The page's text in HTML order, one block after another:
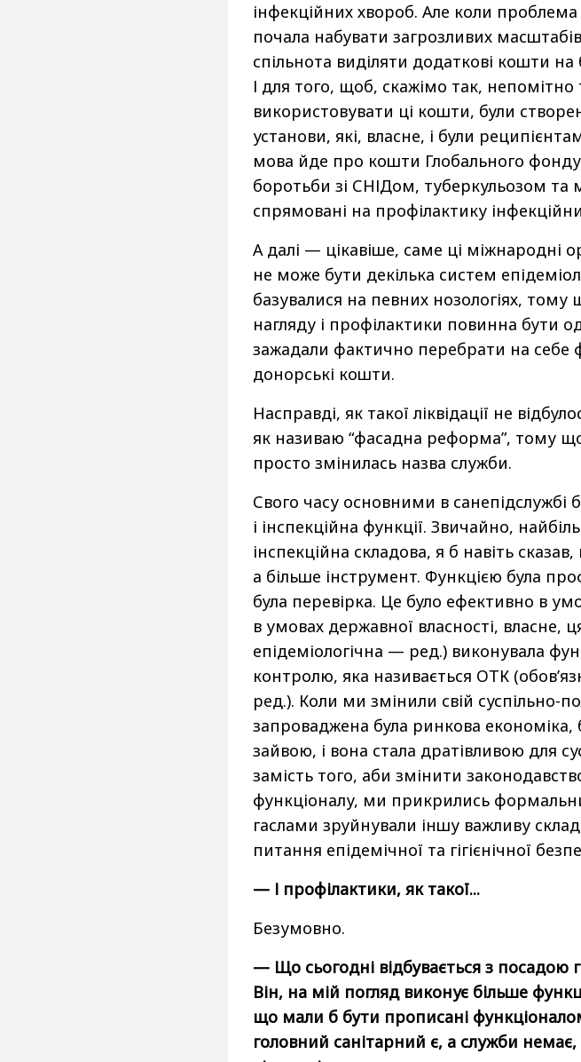
інфекційних хвороб. Але коли проблема
почала набувати загрозливих
спільнота виділяти додаткові кошти
І для того, щоб, скажімо так,
використовувати ці кошти, були
установи, які, власне, і були
мова йде про кошти Глобального
боротьби зі СНІДом, туберкульозом та
спрямовані на профілактику
А далі — цікавіше, саме ці міжнародні
не може бути декілька систем
базувалися на певних нозологіях, тому
нагляду і профілактики повинна бути
зажадали фактично перебрати на себе
донорські кошти.
Насправді, як такої ліквідації не
як називаю “фасадна реформа”, тому
просто змінилась назва служби.
Свого часу основними в санепідслужбі
і інспекційна функції. Звичайно,
інспекційна складова, я б навіть
а більше інструмент. Функцією була
була перевірка. Це було ефективно в
в умовах державної власності, власне,
епідеміологічна — ред.) виконувала
контролю, яка називається ОТК
ред.). Коли ми змінили свій суспільно-
запроваджена була ринкова економіка,
зайвою, і вона стала дратівливою для
замість того, аби змінити
функціоналу, ми прикрились
гаслами зруйнували іншу важливу
питання епідемічної та гігієнічної
— І профілактики, як такої...
Безумовно.
— Що сьогодні відбувається з посадою
Він, на мій погляд виконує більше
що мали б бути прописані
головний санітарний є, а служби